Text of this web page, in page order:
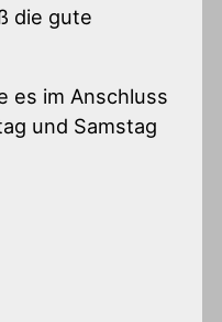
die gute
es im Anschluss
und Samstag